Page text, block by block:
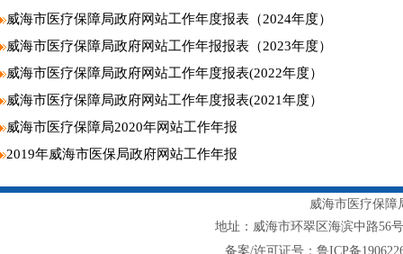
威海市医疗保障局政府网站工作年度报表（2024年度）
威海市医疗保障局政府网站工作年报报表（2023年度）
威海市医疗保障局政府网站工作年度报表(2022年度）
威海市医疗保障局政府网站工作年度报表(2021年度）
威海市医疗保障局2020年网站工作年报
2019年威海市医保局政府网站工作年报
威海市医疗保障
地址：威海市环翠区海滨中路56
备案/许可证号：鲁ICP备